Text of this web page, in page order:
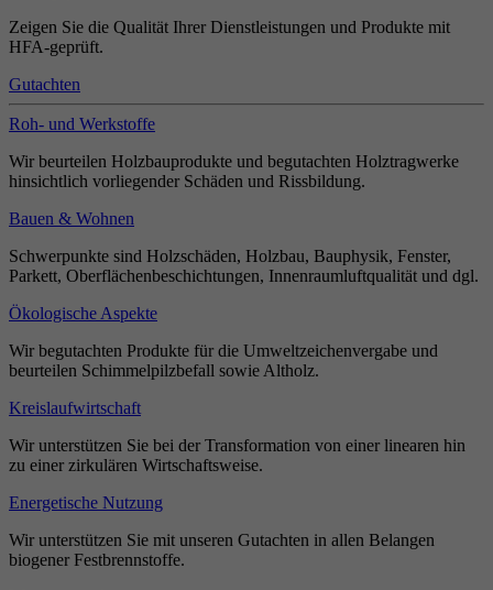
Zeigen Sie die Qualität Ihrer Dienstleistungen und Produkte mit
HFA-geprüft.
Gutachten
Roh- und Werkstoffe
Wir beurteilen Holzbauprodukte und begutachten Holztragwerke
hinsichtlich vorliegender Schäden und Rissbildung.
Bauen & Wohnen
Schwerpunkte sind Holzschäden, Holzbau, Bauphysik, Fenster,
Parkett, Oberflächenbeschichtungen, Innenraumluftqualität und dgl.
Ökologische Aspekte
Wir begutachten Produkte für die Umweltzeichenvergabe und
beurteilen Schimmelpilzbefall sowie Altholz.
Kreislaufwirtschaft
Wir unterstützen Sie bei der Transformation von einer linearen hin
zu einer zirkulären Wirtschaftsweise.
Energetische Nutzung
Wir unterstützen Sie mit unseren Gutachten in allen Belangen
biogener Festbrennstoffe.